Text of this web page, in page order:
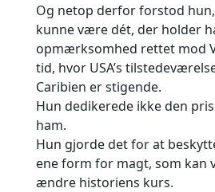
Og netop derfor forstod
kunne være dét, der holder
opmærksomhed rettet mod
tid, hvor USA’s
Caribien er stigende.
Hun dedikerede ikke den
ham.
Hun gjorde det for at
ene form for magt, som kan
ændre historiens kurs.